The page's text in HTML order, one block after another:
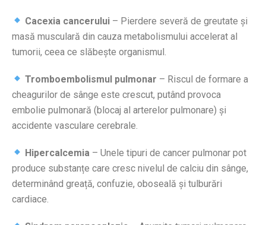
Cacexia cancerului – Pierdere severă de greutate și
masă musculară din cauza metabolismului accelerat al
tumorii, ceea ce slăbește organismul.
Tromboembolismul pulmonar – Riscul de formare a
cheagurilor de sânge este crescut, putând provoca
embolie pulmonară (blocaj al arterelor pulmonare) și
accidente vasculare cerebrale.
Hipercalcemia – Unele tipuri de cancer pulmonar pot
produce substanțe care cresc nivelul de calciu din sânge,
determinând greață, confuzie, oboseală și tulburări
cardiace.